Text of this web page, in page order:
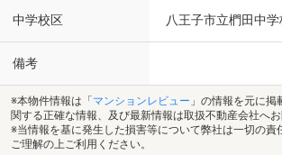
中学校区 八王子市立椚田中学
備考
※本物件情報は「 マンションレビュー 」の情報を元に掲
関する正確な情報、及び最新情報は取扱不動産会社へお
※当情報を基に発生した損害等について弊社は一切の責
ご理解の上ご利用ください。